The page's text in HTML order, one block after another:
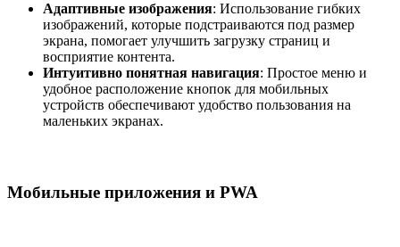
Адаптивные изображения: Использование гибких
изображений, которые подстраиваются под размер
экрана, помогает улучшить загрузку страниц и
восприятие контента.
Интуитивно понятная навигация: Простое меню и
удобное расположение кнопок для мобильных
устройств обеспечивают удобство пользования на
маленьких экранах.
Мобильные приложения и PWA